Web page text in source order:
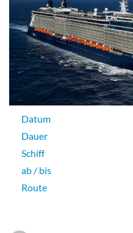
Datum
Dauer
Schiff
ab / bis
Route